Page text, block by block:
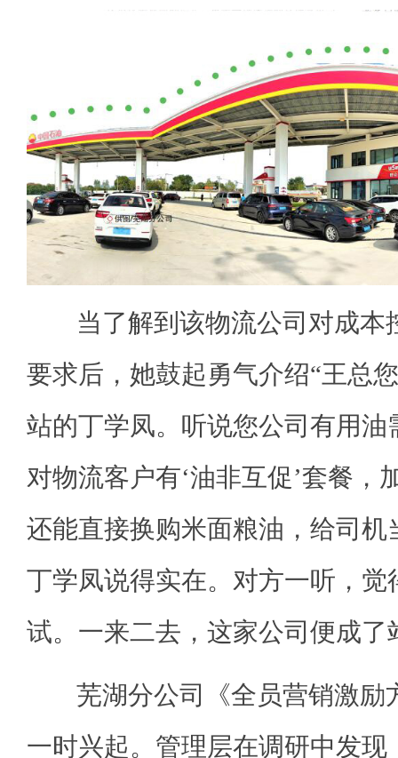
当了解到该物流公司对成本
要求后，她鼓起勇气介绍“王总
站的丁学凤。听说您公司有用油
对物流客户有‘油非互促’套餐，
还能直接换购米面粮油，给司机
丁学凤说得实在。对方一听，觉
试。一来二去，这家公司便成了
芜湖分公司《全员营销激励
一时兴起。管理层在调研中发